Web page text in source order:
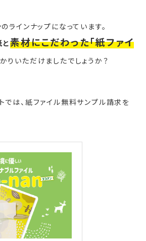
ラインナップになっています。
と素材にこだわった「紙ファイ
りいただけましたでしょうか？
は、紙ファイル無料サンプル請求を